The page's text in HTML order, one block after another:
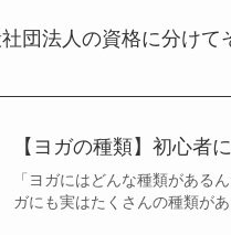
団法人の資格に分けて
【ヨガの種類】初心者
「ヨガにはどんな種類がある
ガにも実はたくさんの種類が